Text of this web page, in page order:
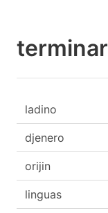
terminar
ladino
djenero
orijin
linguas